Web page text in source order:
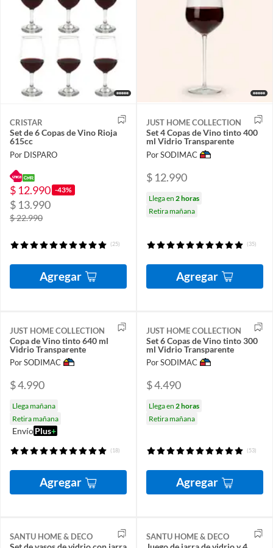
CRISTAR
Set de 6 Copas de Vino Rioja
615cc
Por DISPARO
$ 12.990 -43%
$ 13.990
$ 22.990
(25)
Agregar
JUST HOME COLLECTION
Set 4 Copas de Vino tinto 400
ml Vidrio Transparente
Por SODIMAC
$ 12.990
Llega en 2 horas
Retira mañana
(35)
Agregar
JUST HOME COLLECTION
Copa de Vino tinto 640 ml
Vidrio Transparente
Por SODIMAC
$ 4.990
Llega mañana
Retira mañana
EnvíoPlus+
(18)
Agregar
JUST HOME COLLECTION
Set 6 Copas de Vino tinto 300
ml Vidrio Transparente
Por SODIMAC
$ 4.490
Llega en 2 horas
Retira mañana
(53)
Agregar
SANTU HOME & DECO SANTU HOME & DECO